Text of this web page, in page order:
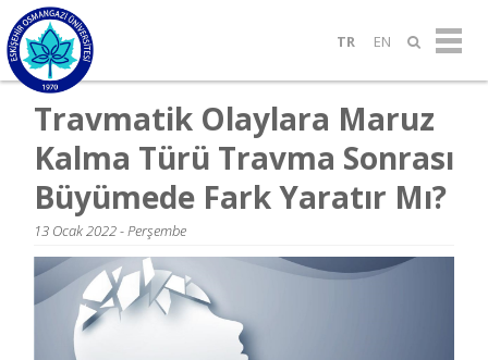
TR EN
Travmatik Olaylara Maruz
Kalma Türü Travma Sonrası
Büyümede Fark Yaratır Mı?
13 Ocak 2022 - Perşembe